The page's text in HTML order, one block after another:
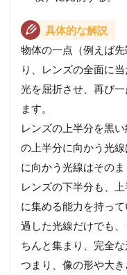
具体的な解説
物体の一点（例えば
り、レンズの全面に
光を屈折させ、再び
ます。
レンズの上半分を黒
の上半分に向かう光
に向かう光線はその
レンズの下半分も、
に集める能力を持っ
過した光線だけでも
ちんと集まり、完全な
つまり、像の形や大き